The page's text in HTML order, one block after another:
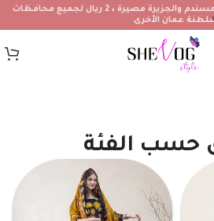
۔3ريالات للشحن إلى محافظة مسندم والجزيرة مصيرة ، 2 ريال لجميع محافظات
عمان الأخرى
حسب الفئة